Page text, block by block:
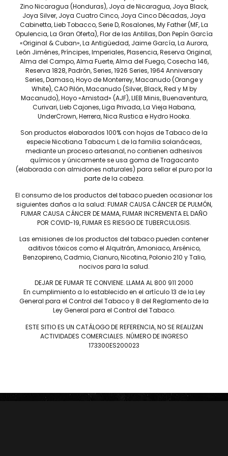
Drew Estate Liga Privada No
10 Selección Mercado
Robusto – Caja C/10 Puros
4,300
Drew Estate Liga Privada No
10 Selección Mercado Toro –
Caja C/10 Puros
$4,900
Tel: (55) 5547-8994
contacto@lieb.com.mx
Puros
DAVIDOFF
LIEB TOBACCO
SERIE D
JOYA DE NICARAGUA
ROSALONES
AVO
HOYO DE MONTERREY
MACANUDO
JAIME GARCÍA
PLASENCIA
DREW ESTATE
LIGA PRIVADA
UNDERCROWN
HERRERA ESTELÍ
CASA 1910
DIESEL
DON PEPIN
SAMPLERS
CARTERAS
ACCESORIOS
Zino Nicaragua (Honduras), Joya de Nicaragua, Joya Black,
Joya Silver, Joya Cuatro Cinco, Joya Cinco Décadas, Joya
Cabinetta, Lieb Tobacco, Serie D, Rosalones, My Father (MF, La
Opulencia, La Gran Oferta), Flor de las Antillas, Don Pepín García
«Original & Cuban», La Antigüedad, Jaime García, La Aurora,
León Jiménes, Príncipes, Imperiales, Plasencia, Reserva Original,
Alma del Campo, Alma Fuerte, Alma del Fuego, Cosecha 146,
Reserva 1828, Padrón, Series, 1926 Series, 1964 Anniversary
Series, Damaso, Hoyo de Monterrey, Macanudo (Orange y
White), CAO Pilón, Macanudo (Silver, Black, Red y M by
Macanudo), Hoyo «Amistad» (AJF), LIEB Minis, Buenaventura,
Curivari, Lieb Cajones, Liga Privada, La Vieja Habana,
UnderCrown, Herrera, Nica Rustica e Hydro Hooka.
Son productos elaborados 100% con hojas de Tabaco de la
especie Nicotiana Tabacum L de la familia solanáceas,
mediante un proceso artesanal, no contienen adhesivos
químicos y únicamente se usa goma de Tragacanto
(elaborada con almidones naturales) para sellar el puro por la
parte de la cabeza.
El consumo de los productos del tabaco pueden ocasionar los
siguientes daños a la salud: FUMAR CAUSA CÁNCER DE PULMÓN,
FUMAR CAUSA CÁNCER DE MAMA, FUMAR INCREMENTA EL DAÑO
POR COVID-19, FUMAR ES RIESGO DE TUBERCULOSIS.
Las emisiones de los productos del tabaco pueden contener
aditivos tóxicos como el Alquitrán, Amoniaco, Arsénico,
Benzopireno, Cadmio, Cianuro, Nicotina, Polonio 210 y Talio,
nocivos para la salud.
DEJAR DE FUMAR TE CONVIENE. LLAMA AL 800 911 2000
En cumplimiento a lo establecido en el artículo 13 de la Ley
General para el Control del Tabaco y 8 del Reglamento de la
Ley General para el Control del Tabaco.
ESTE SITIO ES UN CATÁLOGO DE REFERENCIA, NO SE REALIZAN
ACTIVIDADES COMERCIALES. NÚMERO DE INGRESO
173300ES200023